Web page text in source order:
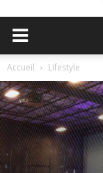
Accueil Lifestyle